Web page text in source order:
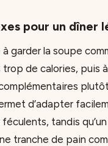
pour un dîner
à garder la soupe
trop de calories, puis
d’adapter
tandis
tranche de pain